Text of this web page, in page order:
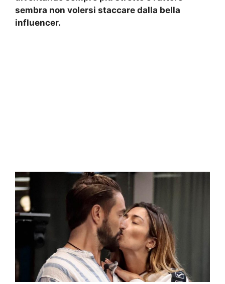
sembra non volersi staccare dalla bella
influencer.